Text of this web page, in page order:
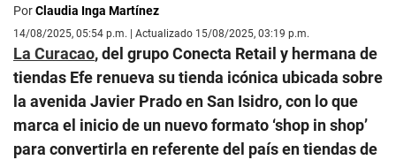
PorClaudia Inga Martínez
14/08/2025, 05:54 p.m. | Actualizado 15/08/2025, 03:19 p.m.
La Curacao, del grupo Conecta Retail y hermana de
tiendas Efe renueva su tienda icónica ubicada sobre
la avenida Javier Prado en San Isidro, con lo que
marca el inicio de un nuevo formato ‘shop in shop’
para convertirla en referente del país en tiendas de